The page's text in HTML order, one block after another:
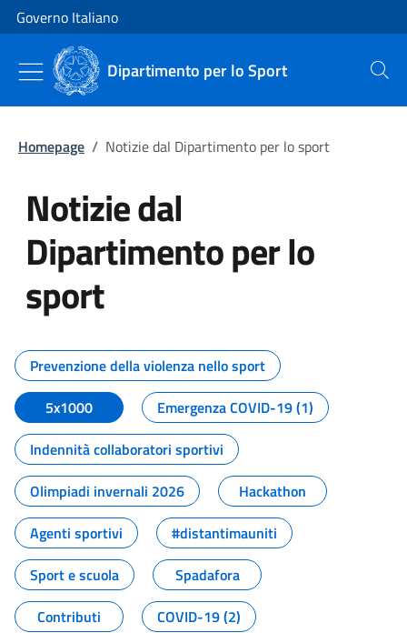
Vai al contenuto
Vai alla navigazione del sito
Governo Italiano
Dipartimento per lo Sport Cerca
Homepage / Notizie dal Dipartimento per lo sport
Notizie dal
Dipartimento per lo
sport
Tutti i contenuti della pagina
Prevenzione della violenza nello sport
5x1000
Emergenza COVID-19 (1)
Indennità collaboratori sportivi
Olimpiadi invernali 2026
Hackathon
Agenti sportivi
#distantimauniti
Sport e scuola
Spadafora
Contributi
COVID-19 (2)